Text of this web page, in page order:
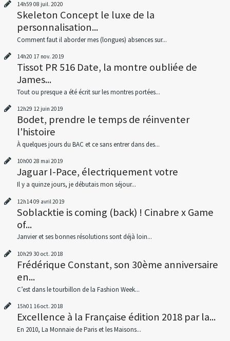
14h59 08 juil. 2020
Skeleton Concept le luxe de la
personnalisation...
Comment faut il aborder mes (longues) absences sur...
14h20 17 nov. 2019
Tissot PR 516 Date, la montre oubliée de
James...
Tout ou presque a été écrit sur les montres portées...
12h29 12 juin 2019
Bodet, prendre le temps de réinventer
l'histoire
À quelques jours du BAC et ce sans entrer dans des...
10h00 28 mai 2019
Jaguar I-Pace, électriquement votre
Il y a quinze jours, je débutais mon séjour...
12h1409 avril 2019
Soblacktie is coming (back) ! Cinabre x Game
of...
Janvier et ses bonnes résolutions sont déjà loin...
10h29 30 oct. 2018
Frédérique Constant, son 30ème anniversaire
en...
C’est dans le tourbillon de la Fashion Week...
15h01 16oct. 2018
Excellence à la Française édition 2018 par la...
En 2010, La Monnaie de Paris et les Maisons...